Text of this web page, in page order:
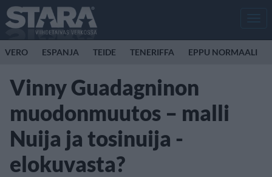
VERO ESPANJA TEIDE TENERIFFA EPPU NORMAALI
Vinny Guadagninon
muodonmuutos – malli
Nuija ja tosinuija -
elokuvasta?